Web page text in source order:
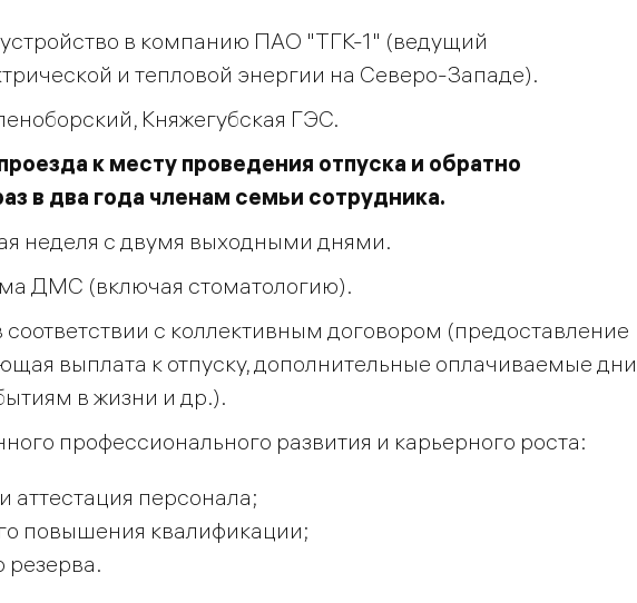
в компанию ПАО "ТГК-1" (ведущий
и тепловой энергии на Северо-Западе).
Княжегубская ГЭС.
к месту проведения отпуска и обратно
в два года членам семьи сотрудника.
неделя с двумя выходными днями.
ДМС (включая стоматологию).
с коллективным договором (предоставление
выплата к отпуску, дополнительные оплачиваемые дни
в жизни и др.).
профессионального развития и карьерного роста:
аттестация персонала;
повышения квалификации;
резерва.